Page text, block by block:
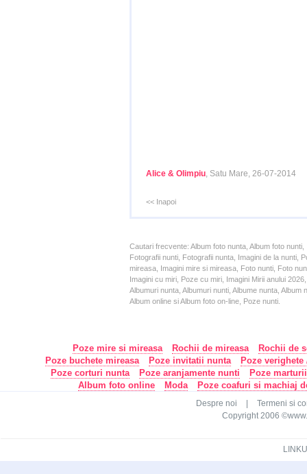
Alice & Olimpiu, Satu Mare, 26-07-2014
<< Inapoi
Cautari frecvente: Album foto nunta, Album foto
Fotografii nunti, Fotografii nunta, Imagini de la nunti,
mireasa, Imagini mire si mireasa, Foto nunti, Foto
Imagini cu miri, Poze cu miri, Imagini Mirii anului
Albumuri nunta, Albumuri nunti, Albume nunta,
Album online si Album foto on-line, Poze nunti.
Poze mire si mireasa Rochii de mireasa
Rochii de
Poze buchete mireasa
Poze invitatii nunta
Poze
Poze corturi nunta
Poze aranjamente nunti
Poze
Album foto online
Moda Poze coafuri si machiaj
Despre noi
Termeni si
Copyright 2006